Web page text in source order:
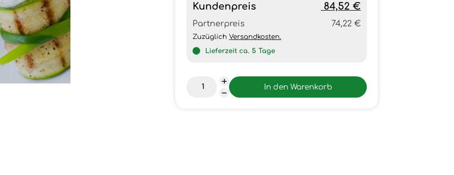
Kundenpreis
84,52 €
Partnerpreis 74,22 €
Zuzüglich Versandkosten.
Lieferzeit ca. 5 Tage